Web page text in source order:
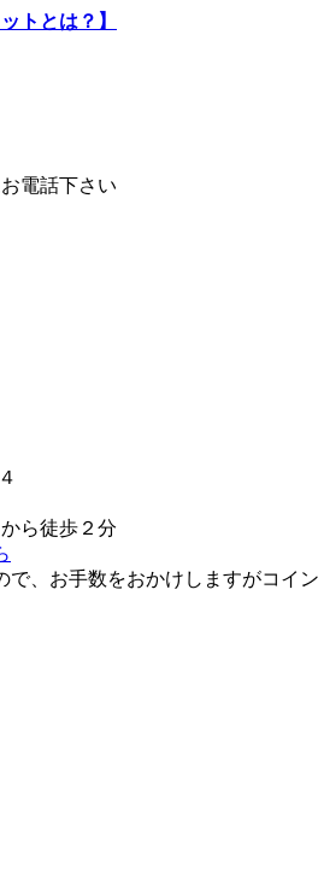
トとは？】
ら徒歩２分
、お手数をおかけしますがコイ